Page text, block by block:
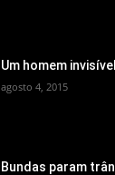
Um homem invisível
agosto 4, 2015
Bundas param